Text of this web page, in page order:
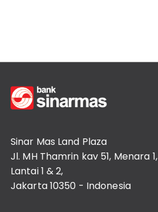
Sinar Mas Land Plaza
Jl. MH Thamrin kav 51, Menara 1,
Lantai 1 & 2,
Jakarta 10350 - Indonesia